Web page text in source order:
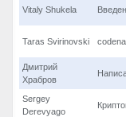
Vitaly Shukela
Taras Svirinovski
Дмитрий
Храбров
Sergey
Derevyago